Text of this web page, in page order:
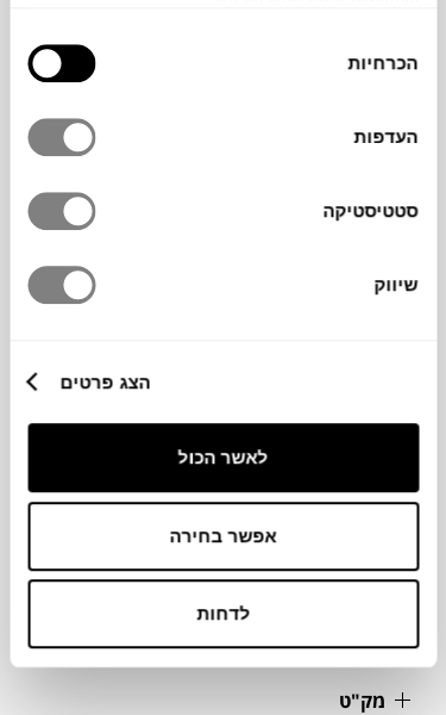
הסכמה
הכרחיות
העדפות
סטטיסטיקה
שיווק
הצג פרטים
לאשר הכול
אפשר בחירה
לדחות
השולחן BAGUETTE למותג האיטלקי הותיק
. עוצב ע”י צמד האחים
המותג של שימוש בחומרים ושיטות ייצור בר
שהייתה דרושה על מנת לייצר את השולחן.
התוצאה היא רהיט אלגנטי עם קווי מתאר
הנסתרת מתחת לשולחן משיגות את המטרה
מותג
מידות
130X65X72H ס"מ
מק"ט